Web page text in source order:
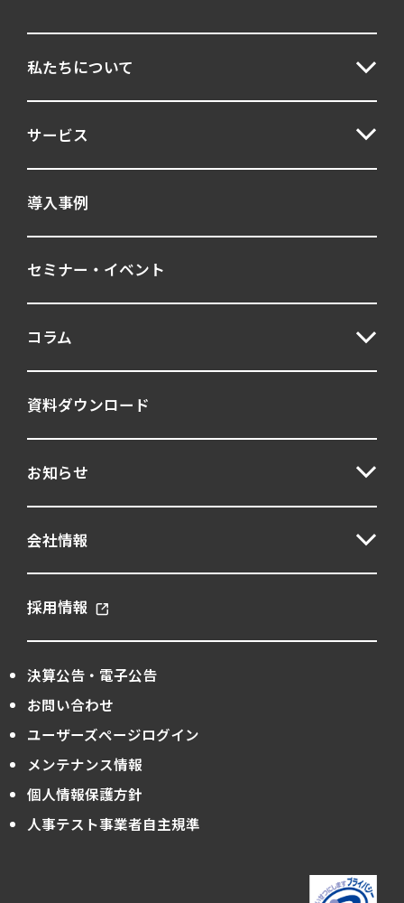
私たちについて
サービス
導入事例
セミナー・イベント
コラム
資料ダウンロード
お知らせ
会社情報
採用情報
決算公告・電子公告
お問い合わせ
ユーザーズページログイン
メンテナンス情報
個人情報保護方針
人事テスト事業者自主規準